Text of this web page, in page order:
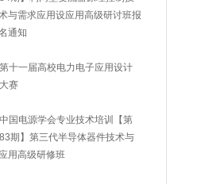
与需求应用设应用高级研讨班报
通知
第十一届高校电力电子应用设计
大赛
中国电源学会专业技术培训【第
83期】第三代半导体器件技术与
应用高级研修班